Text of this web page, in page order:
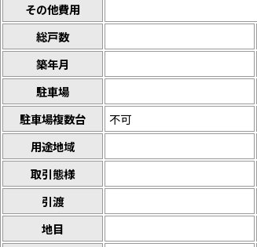
その他費用
総戸数
築年月
駐車場
駐車場複数台
不可
用途地域
取引態様
引渡
地目